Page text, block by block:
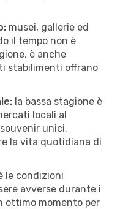
musei, gallerie ed
il tempo non è
è anche
stabilimenti offrano
la bassa stagione è
locali al
unici,
la vita quotidiana di
le condizioni
avverse durante i
ottimo momento per